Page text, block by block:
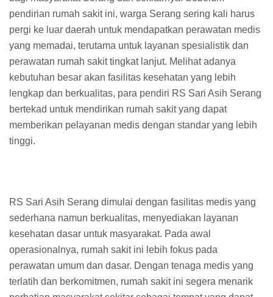
pendirian rumah sakit ini, warga Serang sering kali harus
pergi ke luar daerah untuk mendapatkan perawatan medis
yang memadai, terutama untuk layanan spesialistik dan
perawatan rumah sakit tingkat lanjut. Melihat adanya
kebutuhan besar akan fasilitas kesehatan yang lebih
lengkap dan berkualitas, para pendiri RS Sari Asih Serang
bertekad untuk mendirikan rumah sakit yang dapat
memberikan pelayanan medis dengan standar yang lebih
tinggi.
RS Sari Asih Serang dimulai dengan fasilitas medis yang
sederhana namun berkualitas, menyediakan layanan
kesehatan dasar untuk masyarakat. Pada awal
operasionalnya, rumah sakit ini lebih fokus pada
perawatan umum dan dasar. Dengan tenaga medis yang
terlatih dan berkomitmen, rumah sakit ini segera menarik